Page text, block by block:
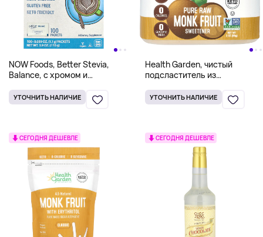
NOW Foods, Better Stevia,
Balance, с хромом и
1,1 г
УТОЧНИТЬ НАЛИЧИЕ
Health Garden, чистый
подсластитель из
архата, 85 г (3 унции)
УТОЧНИТЬ НАЛИЧИЕ
СЕГОДНЯ ДЕШЕВЛЕ СЕГОДНЯ ДЕШЕВЛЕ